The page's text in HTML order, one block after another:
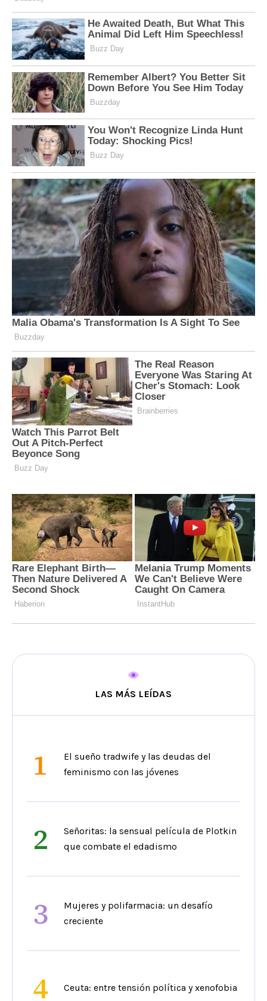
LAS MÁS LEÍDAS
1
El sueño tradwife y las deudas del
feminismo con las jóvenes
2
Señoritas: la sensual película de Plotkin
que combate el edadismo
3
Mujeres y polifarmacia: un desafío
creciente
4 Ceuta: entre tensión política y xenofobia